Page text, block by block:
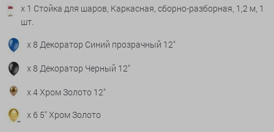
x 1 Стойка для шаров, Каркасная, сборно-разборная, 1,2 м, 1
шт.
x 8 Декоратор Синий прозрачный 12"
x 8 Декоратор Черный 12"
x 4 Хром Золото 12"
x 6 5" Хром Золото